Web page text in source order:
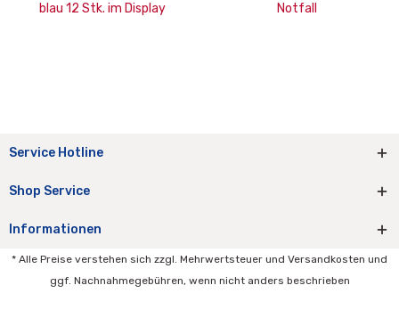
blau 12 Stk. im Display
Notfall
Service Hotline
Shop Service
Informationen
* Alle Preise verstehen sich zzgl. Mehrwertsteuer und Versandkosten und
ggf. Nachnahmegebühren, wenn nicht anders beschrieben